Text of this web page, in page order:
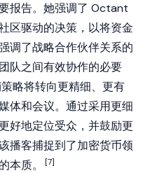
报告。她强调了 Octant
区驱动的决策，以将资金
调了战略合作伙伴关系的
队之间有效协作的必要
略将转向更精细、更有
体和会议。通过采用更细
好地定位受众，并鼓励更
播客捕捉到了加密货币领
本质。
[7]